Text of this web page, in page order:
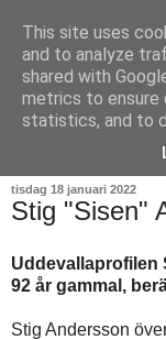
tisdag 18 januari 2022
Stig "Sisen"
Uddevallaprofilen
92 år gammal,
Stig Andersson
This site uses
and to analyze
shared with
metrics to ensure
statistics, and to